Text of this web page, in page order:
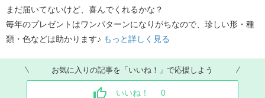
まだ届いてないけど、喜んでくれるかな？
毎年のプレゼントはワンパターンになりがちなので、珍しい形・種
類・色などは助かります♪ もっと詳しく見る
お気に入りの記事を「いいね！」で応援しよう
いいね！ 0